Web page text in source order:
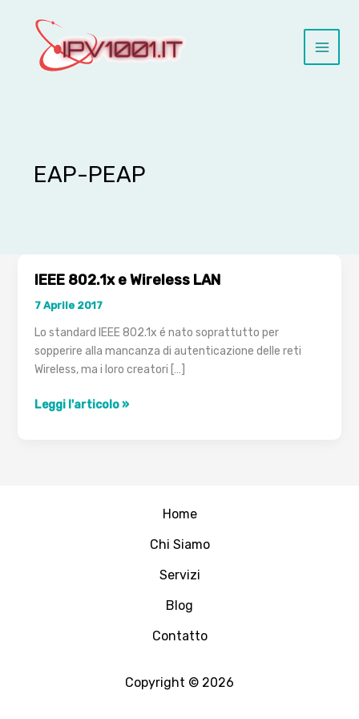
contenuto
EAP-PEAP
IEEE 802.1x e Wireless LAN
7 Aprile 2017
Lo standard IEEE 802.1x é nato soprattutto per
sopperire alla mancanza di autenticazione delle reti
Wireless, ma i loro creatori […]
IEEE
Leggi l'articolo »
Home
Chi Siamo
Servizi
Blog
Contatto
Copyright © 2026